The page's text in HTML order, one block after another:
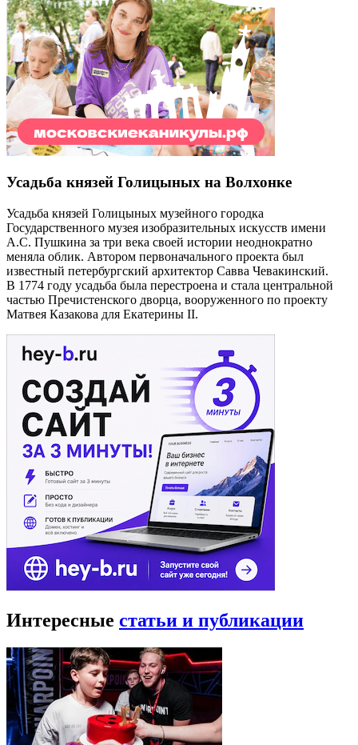
Усадьба князей Голицыных на Волхонке
Усадьба князей Голицыных музейного городка
Государственного музея изобразительных искусств имени
А.С. Пушкина за три века своей истории неоднократно
меняла облик. Автором первоначального проекта был
известный петербургский архитектор Савва Чевакинский.
В 1774 году усадьба была перестроена и стала центральной
частью Пречистенского дворца, вооруженного по проекту
Матвея Казакова для Екатерины II.
Интересные статьи и публикации